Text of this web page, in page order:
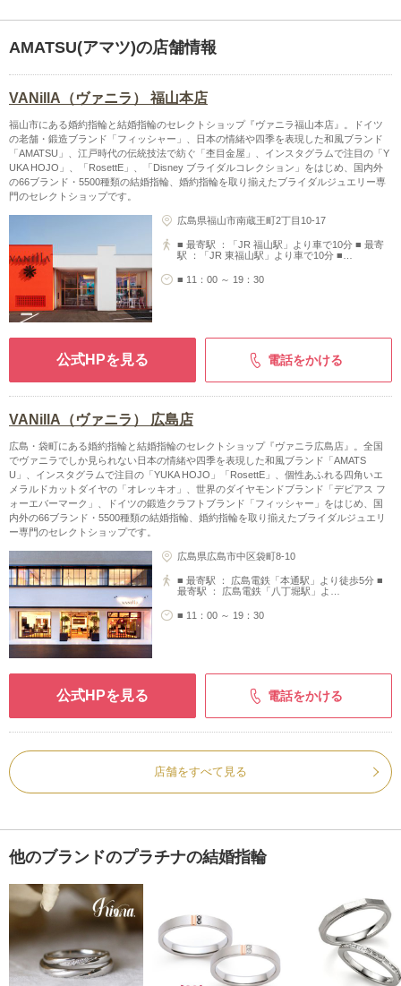
AMATSU(アマツ)の店舗情報
VANillA（ヴァニラ） 福山本店
福山市にある婚約指輪と結婚指輪のセレクトショップ『ヴァニラ福山本店』。ドイツ
の老舗・鍛造ブランド「フィッシャー」、日本の情緒や四季を表現した和風ブランド
「AMATSU」、江戸時代の伝統技法で紡ぐ「杢目金屋」、インスタグラムで注目の「Y
UKA HOJO」、「RosettE」、「Disney ブライダルコレクション」をはじめ、国内外
の66ブランド・5500種類の結婚指輪、婚約指輪を取り揃えたブライダルジュエリー専
門のセレクトショップです。
広島県福山市南蔵王町2丁目10-17
■ 最寄駅 ：「JR 福山駅」より車で10分 ■ 最寄
駅 ：「JR 東福山駅」より車で10分 ■…
■ 11：00 ～ 19：30
公式HPを見る 電話をかける
VANillA（ヴァニラ） 広島店
広島・袋町にある婚約指輪と結婚指輪のセレクトショップ『ヴァニラ広島店』。全国
でヴァニラでしか見られない日本の情緒や四季を表現した和風ブランド「AMATS
U」、インスタグラムで注目の「YUKA HOJO」「RosettE」、個性あふれる四角いエ
メラルドカットダイヤの「オレッキオ」、世界のダイヤモンドブランド「デビアス フ
ォーエバーマーク」、ドイツの鍛造クラフトブランド「フィッシャー」をはじめ、国
内外の66ブランド・5500種類の結婚指輪、婚約指輪を取り揃えたブライダルジュエリ
ー専門のセレクトショップです。
広島県広島市中区袋町8-10
■ 最寄駅 ： 広島電鉄「本通駅」より徒歩5分 ■
最寄駅 ： 広島電鉄「八丁堀駅」よ…
■ 11：00 ～ 19：30
公式HPを見る 電話をかける
店舗をすべて見る
他のブランドのプラチナの結婚指輪